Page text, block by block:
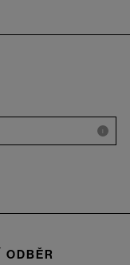
i
ODBĚR